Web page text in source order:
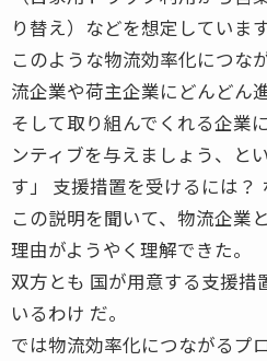
り替え）などを想定しています
このような物流効率化につな
流企業や荷主企業にどんどん
そして取り組んでくれる企業
ンティブを与えましょう、と
す」 支援措置を受けるには？
この説明を聞いて、物流企業
理由がようやく理解できた。
双方とも 国が用意する支援措
いるわけ だ。
では物流効率化につながるプ